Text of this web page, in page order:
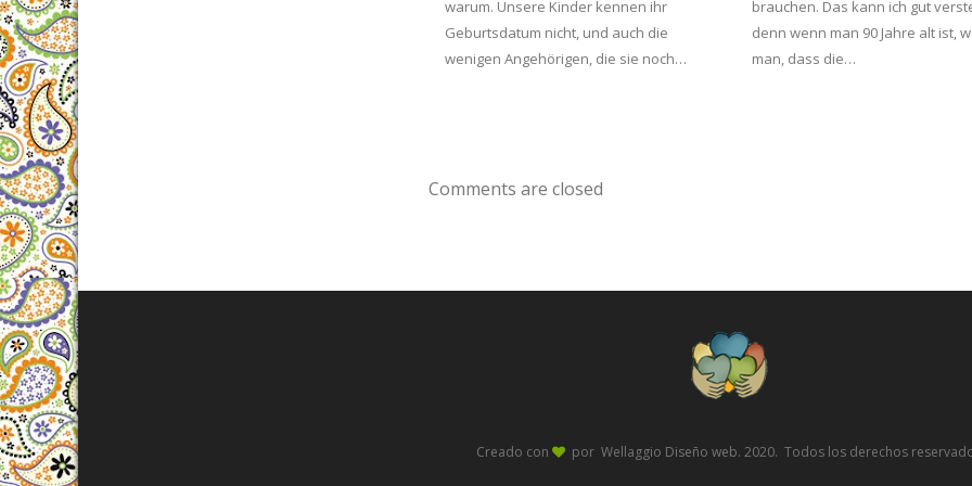
warum. Unsere Kinder kennen ihr
Geburtsdatum nicht, und auch die
wenigen Angehörigen, die sie noch…
brauchen. Das kann ich gut
denn wenn man 90 Jahre alt ist,
man, dass die…
Comments are closed
Creado con por Wellaggio Diseño web. 2020. Todos los derechos